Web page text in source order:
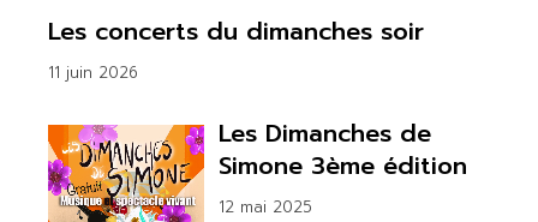
Les concerts du dimanches soir
11 juin 2026
Les Dimanches de
Simone 3ème édition
12 mai 2025